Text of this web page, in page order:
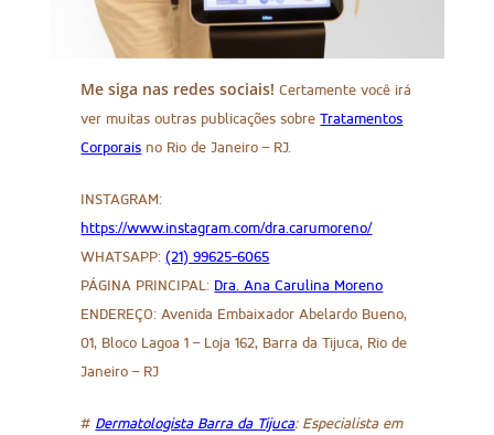
Me siga nas redes sociais! Certamente você irá
ver muitas outras publicações sobreTratamentos
Corporais no Rio de Janeiro – RJ.
INSTAGRAM:
https://www.instagram.com/dra.carumoreno/
WHATSAPP:(21) 99625-6065
PÁGINA PRINCIPAL: Dra. Ana Carulina Moreno
ENDEREÇO: Avenida Embaixador Abelardo Bueno,
01, Bloco Lagoa 1 – Loja 162, Barra da Tijuca, Rio de
Janeiro – RJ
# Dermatologista Barra da Tijuca: Especialista em